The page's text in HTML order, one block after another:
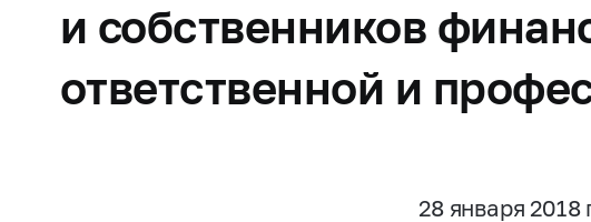
и собственников
ответственной и
28 января 2018